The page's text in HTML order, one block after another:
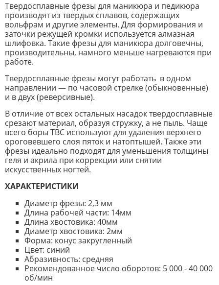
Твердосплавные фрезы для маникюра и педикюра
производят из твердых сплавов, содержащих
вольфрам и другие элементы. Для формирования и
заточки режущей кромки используется алмазная
шлифовка. Такие фрезы для маникюра долговечны,
производительны, намного меньше нагреваются при
работе.
Твердосплавные фрезы могут работать в одном
направлении — по часовой стрелке (обыкновенные)
и в двух (реверсивные).
В отличие от всех остальных насадок твердосплавные
срезают материал, образуя стружку, а не пыль. Чаще
всего боры ТВС используют для удаления верхнего
ороговевшего слоя пяток и натоптышей. Также эти
фрезы идеально подходят для уменьшения толщины
геля и акрила при коррекции или снятии
искусственных ногтей.
ХАРАКТЕРИСТИКИ
Диаметр фрезы: 2,3 мм
Длина рабочей части: 14мм
Длина хвостовика: 40мм
Диаметр хвостовика: 2мм
Форма: конус закругленный
Цвет: синий
Абразивность: средняя
Рекомендованное число оборотов: 5 000 - 40 000
об/мин